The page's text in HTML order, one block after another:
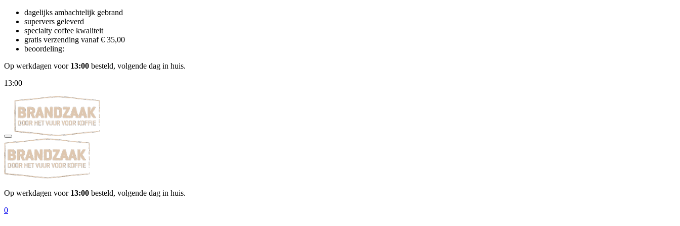
dagelijks ambachtelijk gebrand
supervers geleverd
specialty coffee kwaliteit
gratis verzending vanaf € 35,00
beoordeling:
Op werkdagen voor 13:00 besteld, volgende dag in huis.
13:00
Op werkdagen voor 13:00 besteld, volgende dag in huis.
0